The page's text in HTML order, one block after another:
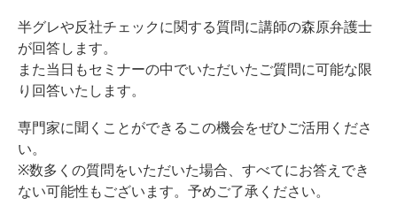
半グレや反社チェックに関する質問に講師の森原弁護士
が回答します。
また当日もセミナーの中でいただいたご質問に可能な限
り回答いたします。
専門家に聞くことができるこの機会をぜひご活用くださ
い。
※数多くの質問をいただいた場合、すべてにお答えでき
ない可能性もございます。予めご了承ください。